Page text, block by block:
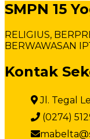
SMPN 15
RELIGIUS,
BERWAWASAN
Kontak
Jl. Tegal
(0274)